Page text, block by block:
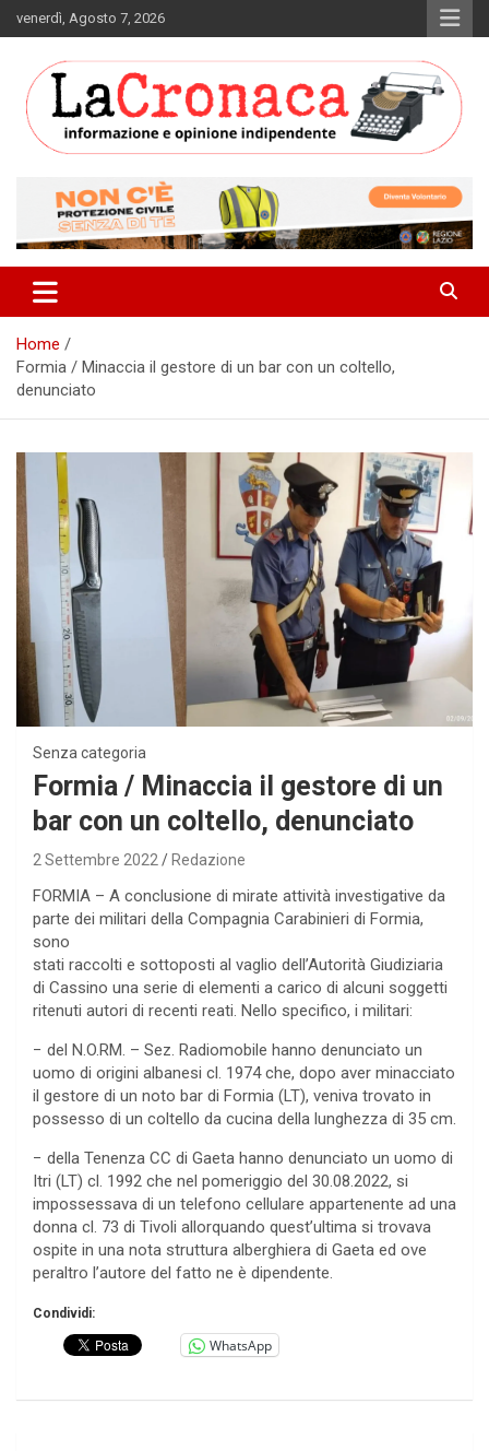
to
venerdì, Agosto 7, 2026
La Cronaca Quotidiano
Home
Formia / Minaccia il gestore di un bar con un coltello,
denunciato
Senza categoria
Formia / Minaccia il gestore di un
bar con un coltello, denunciato
2 Settembre 2022 Redazione
FORMIA – A conclusione di mirate attività investigative da
parte dei militari della Compagnia Carabinieri di Formia,
sono
stati raccolti e sottoposti al vaglio dell’Autorità Giudiziaria
di Cassino una serie di elementi a carico di alcuni soggetti
ritenuti autori di recenti reati. Nello specifico, i militari:
− del N.O.RM. – Sez. Radiomobile hanno denunciato un
uomo di origini albanesi cl. 1974 che, dopo aver minacciato
il gestore di un noto bar di Formia (LT), veniva trovato in
possesso di un coltello da cucina della lunghezza di 35 cm.
− della Tenenza CC di Gaeta hanno denunciato un uomo di
Itri (LT) cl. 1992 che nel pomeriggio del 30.08.2022, si
impossessava di un telefono cellulare appartenente ad una
donna cl. 73 di Tivoli allorquando quest’ultima si trovava
ospite in una nota struttura alberghiera di Gaeta ed ove
peraltro l’autore del fatto ne è dipendente.
Condividi:
WhatsApp